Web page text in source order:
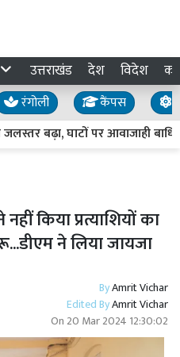
उत्तराखंड देश विदेश
रंगोली कैंपस
बढ़ा, घाटों पर आवाजाही
किया प्रत्याशियों का
ने लिया जायजा
ByAmrit Vichar
Edited ByAmrit Vichar
On 20 Mar 2024 12:30:02